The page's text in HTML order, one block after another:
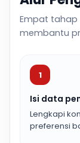
Empat tahap
membantu
1
Isi data
Lengkapi
preferensi